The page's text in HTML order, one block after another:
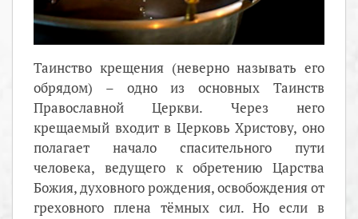
Таинство крещения (неверно называть его
обрядом) – одно из основных Таинств
Православной Церкви. Через него
крещаемый входит в Церковь Христову, оно
полагает начало спасительного пути
человека, ведущего к обретению Царства
Божия, духовного рождения, освобождения от
греховного плена тёмных сил. Но если в